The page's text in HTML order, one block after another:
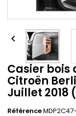

Casier bois
Citroën
Juillet 2018
Référence